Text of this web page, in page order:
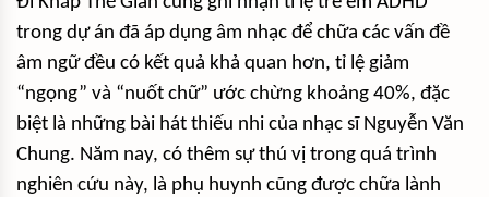
trong dự án đã áp dụng âm nhạc để chữa các vấn đề
âm ngữ đều có kết quả khả quan hơn, tỉ lệ giảm
“ngọng” và “nuốt chữ” ước chừng khoảng 40%, đặc
biệt là những bài hát thiếu nhi của nhạc sĩ Nguyễn Văn
Chung. Năm nay, có thêm sự thú vị trong quá trình
nghiên cứu này, là phụ huynh cũng được chữa lành